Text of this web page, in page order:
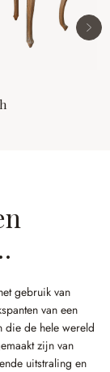
gebruik van
van een
die de hele wereld
zijn van
uitstraling en